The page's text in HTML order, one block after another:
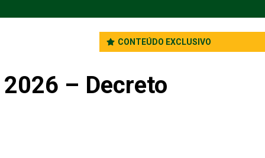
CONTEÚDO EXCLUSIVO
– Decreto